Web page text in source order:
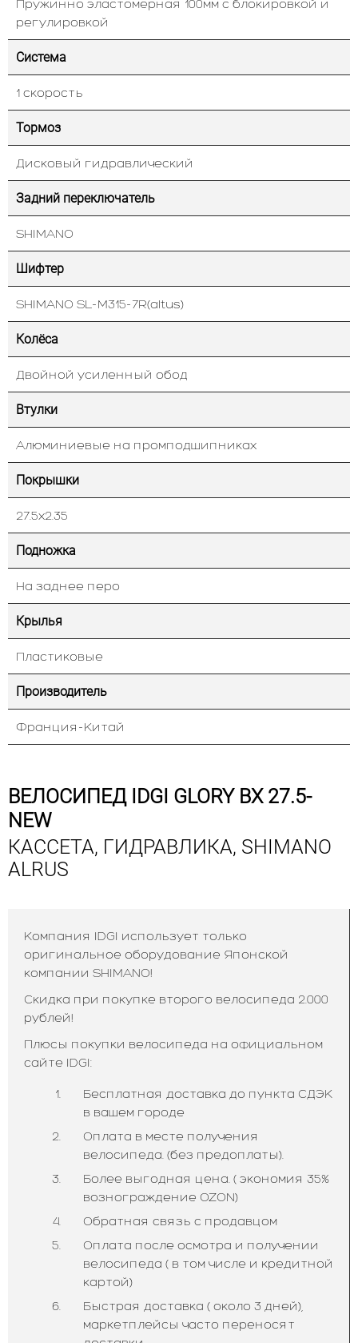
Пружинно эластомерная 100мм с блокировкой и
регулировкой
Система
1 скорость
Тормоз
Дисковый гидравлический
Задний переключатель
SHIMANO
Шифтер
SHIMANO SL-M315-7R(altus)
Колёса
Двойной усиленный обод
Втулки
Алюминиевые на промподшипниках
Покрышки
27.5х2.35
Подножка
На заднее перо
Крылья
Пластиковые
Производитель
Франция-Китай
ВЕЛОСИПЕД IDGI GLORY BX 27.5-
NEW
КАССЕТА, ГИДРАВЛИКА, SHIMANO
ALRUS
Компания IDGI использует только
оригинальное оборудование Японской
компании SHIMANO!
Скидка при покупке второго велосипеда 2.000
рублей!
Плюсы покупки велосипеда на официальном
сайте IDGI:
Бесплатная доставка до пункта СДЭК
в вашем городе
Оплата в месте получения
велосипеда. (без предоплаты).
Более выгодная цена. ( экономия 35%
вознограждение OZON)
Обратная связь с продавцом
Оплата после осмотра и получении
велосипеда ( в том числе и кредитной
картой)
Быстрая доставка ( около 3 дней),
маркетплейсы часто переносят